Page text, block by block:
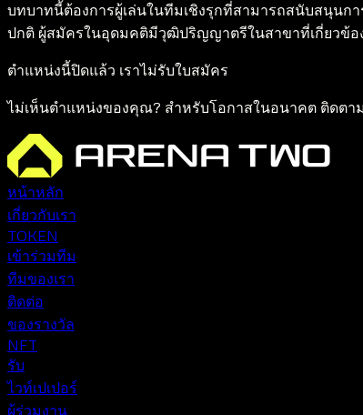
บทบาทนี้ต้องการผู้เล่นในทีมเชิงรุกที่สามารถสนับสนุนก
ปกติ ผู้สมัครในอุดมคติมีวุฒิปริญญาตรีในสาขาที่เกี่ยวข้อ
ตำแหน่งนี้ปิดแล้ว เราไม่รับใบสมัคร
ไม่เห็นตำแหน่งของคุณ? สำหรับโอกาสในอนาคต ติดตาม
หน้าหลัก
เกี่ยวกับเรา
TOKEN
เข้าร่วมทีม
ทีมของเรา
ติดต่อ
ของรางวัล
NFT
รับ
ไวท์เปเปอร์
ผู้ร่วมงาน